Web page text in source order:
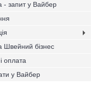
- запит у Вайбер
Швейний бізнес
оплата
у Вайбер